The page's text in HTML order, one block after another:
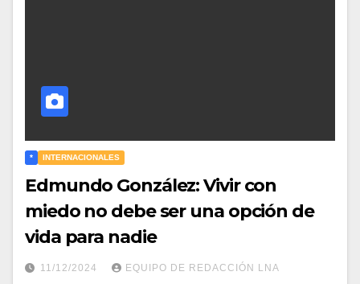
* INTERNACIONALES
Edmundo González: Vivir con
miedo no debe ser una opción de
vida para nadie
11/12/2024 EQUIPO DE REDACCIÓN LNA